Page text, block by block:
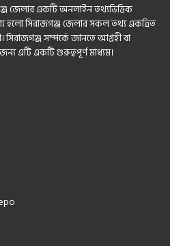
জেলার একটি অনলাইন তথ্যভিত্তিক
হলো সিরাজগঞ্জ জেলার সকল তথ্য একত্রিত
সম্পর্কে জানতে আগ্রহী বা
এটি একটি গুরুত্বপূর্ণ মাধ্যম।